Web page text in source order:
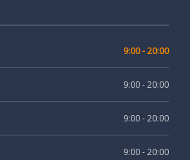
9:00 - 20:00
9:00 - 20:00
9:00 - 20:00
9:00 - 20:00